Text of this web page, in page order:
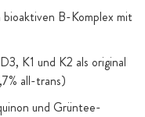
B-Komplex mit
K1 und K2 als original
all-trans)
und Grüntee-